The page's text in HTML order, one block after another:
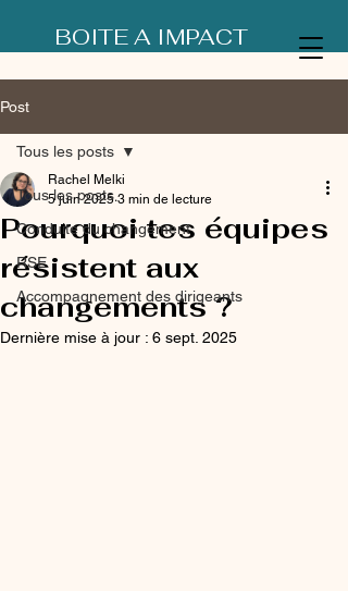
BOITE A IMPACT
Post
Tous les posts
Conduite du changement
RSE
Accompagnement des dirigeants
Tous les posts
Pourquoi tes équipes
résistent aux
changements ?
Rachel Melki
5 juin 2025 3 min de lecture
Dernière mise à jour : 6 sept. 2025